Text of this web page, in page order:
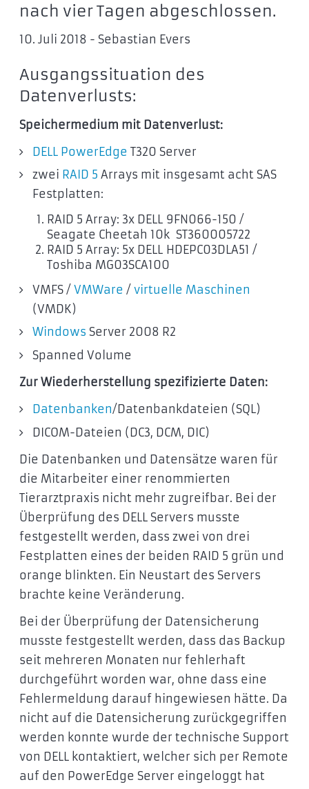
nach vier Tagen abgeschlossen.
10. Juli 2018 - Sebastian Evers
Ausgangssituation des
Datenverlusts:
Speichermedium mit Datenverlust:
DELL PowerEdge T320 Server
zwei RAID 5 Arrays mit insgesamt acht SAS
Festplatten:
RAID 5 Array: 3x DELL 9FN066-150 /
Seagate Cheetah 10k ST360005722
RAID 5 Array: 5x DELL HDEPC03DLA51 /
Toshiba MG03SCA100
VMFS / VMWare / virtuelle Maschinen
(VMDK)
Windows Server 2008 R2
Spanned Volume
Zur Wiederherstellung spezifizierte Daten:
Datenbanken/Datenbankdateien (SQL)
DICOM-Dateien (DC3, DCM, DIC)
Die Datenbanken und Datensätze waren für
die Mitarbeiter einer renommierten
Tierarztpraxis nicht mehr zugreifbar. Bei der
Überprüfung des DELL Servers musste
festgestellt werden, dass zwei von drei
Festplatten eines der beiden RAID 5 grün und
orange blinkten. Ein Neustart des Servers
brachte keine Veränderung.
Bei der Überprüfung der Datensicherung
musste festgestellt werden, dass das Backup
seit mehreren Monaten nur fehlerhaft
durchgeführt worden war, ohne dass eine
Fehlermeldung darauf hingewiesen hätte. Da
nicht auf die Datensicherung zurückgegriffen
werden konnte wurde der technische Support
von DELL kontaktiert, welcher sich per Remote
auf den PowerEdge Server eingeloggt hat